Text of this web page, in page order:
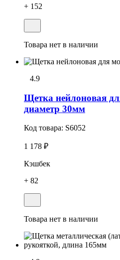
+ 152
Товара нет в наличии
4.9
Щетка нейлоновая
диаметр 30мм
Код товара: S6052
1 178 ₽
Кэшбек
+ 82
Товара нет в наличии